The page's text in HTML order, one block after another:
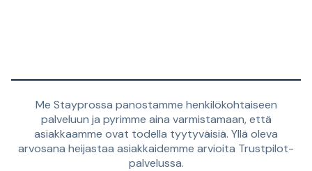
Me Stayprossa panostamme henkilökohtaiseen
palveluun ja pyrimme aina varmistamaan, että
asiakkaamme ovat todella tyytyväisiä. Yllä oleva
arvosana heijastaa asiakkaidemme arvioita Trustpilot-
palvelussa.